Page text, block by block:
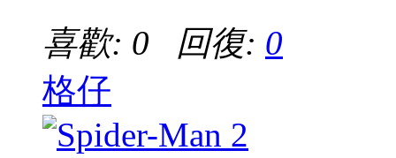
喜歡: 0 回復: 0
格仔